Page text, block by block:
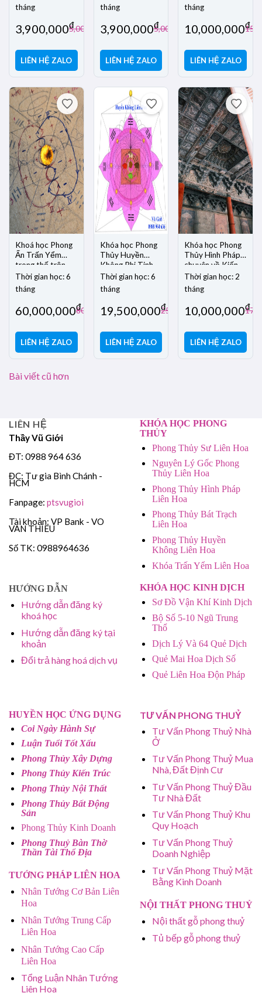
tháng
3,900,000đ
5,000,000đ
LIÊN HỆ ZALO
tháng
3,900,000đ
5,000,000 đ
LIÊN HỆ ZALO
tháng
10,000,000đ
LIÊN HỆ ZALO
Khoá học Phong
Ấn Trấn Yểm
trong thế trận
phong thuỷ.
Thời gian học: 6
tháng
60,000,000đ
80,000,000 đ
LIÊN HỆ ZALO
Khóa học Phong
Thủy Huyền
Không Phi Tinh
Liên Hoa
Thời gian học: 6
tháng
19,500,000đ
25,000,000đ
LIÊN HỆ ZALO
Khóa học Phong
Thủy Hình Pháp
chuyên về Kiến
Trúc Hiện Đại
Thời gian học: 2
tháng
10,000,000đ
LIÊN HỆ ZALO
Điều
viết
Bài viết cũ hơn
LIÊN HỆ
Thầy Vũ Giới
ĐT: 0988 964 636
ĐC: Tư gia Bình Chánh -
HCM
Fanpage: ptsvugioi
Tài khoản: VP Bank - VO
VAN THIEU
Số TK: 0988964636
HƯỚNG DẪN
Hướng dẫn đăng ký
khoá học
Hướng dẫn đăng ký tại
khoản
Đổi trả hàng hoá dịch vụ
KHÓA HỌC PHONG
THỦY
Phong Thủy Sư Liên Hoa
Nguyên Lý Gốc Phong
Thủy Liên Hoa
Phong Thủy Hình Pháp
Liên Hoa
Phong Thủy Bát Trạch
Liên Hoa
Phong Thủy Huyền
Không Liên Hoa
Khóa Trấn Yểm Liên Hoa
KHÓA HỌC KINH DỊCH
Sơ Đồ Vận Khí Kinh Dịch
Bộ Số 5-10 Ngũ Trung
Thổ
Dịch Lý Và 64 Quẻ Dịch
Quẻ Mai Hoa Dịch Số
Quẻ Liên Hoa Độn Pháp
HUYỀN HỌC ỨNG DỤNG
Coi Ngày Hành Sự
Luận Tuổi Tốt Xấu
Phong Thủy Xây Dựng
Phong Thủy Kiến Trúc
Phong Thủy Nội Thất
Phong Thủy Bất Động
Sản
Phong Thủy Kinh Doanh
Phong Thuỷ Bàn Thờ
Thần Tài Thổ Địa
TƯỚNG PHÁP LIÊN HOA
Nhân Tướng Cơ Bản Liên
Hoa
Nhân Tướng Trung Cấp
Liên Hoa
Nhân Tướng Cao Cấp
Liên Hoa
Tổng Luận Nhân Tướng
Liên Hoa
TƯ VẤN PHONG THUỶ
Tư Vấn Phong Thuỷ Nhà
Ở
Tư Vấn Phong Thuỷ Mua
Nhà, Đất Định Cư
Tư Vấn Phong Thuỷ Đầu
Tư Nhà Đất
Tư Vấn Phong Thuỷ Khu
Quy Hoạch
Tư Vấn Phong Thuỷ
Doanh Nghiệp
Tư Vấn Phong Thuỷ Mặt
Bằng Kinh Doanh
NỘI THẤT PHONG THUỶ
Nội thất gỗ phong thuỷ
Tủ bếp gỗ phong thuỷ